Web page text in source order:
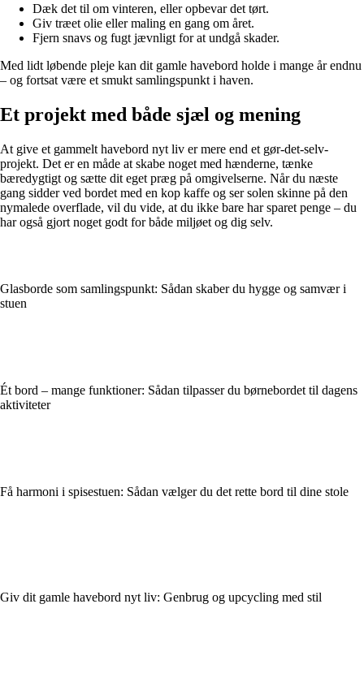
Dæk det til om vinteren, eller opbevar det tørt.
Giv træet olie eller maling en gang om året.
Fjern snavs og fugt jævnligt for at undgå skader.
Med lidt løbende pleje kan dit gamle havebord holde i mange år endnu
– og fortsat være et smukt samlingspunkt i haven.
Et projekt med både sjæl og mening
At give et gammelt havebord nyt liv er mere end et gør-det-selv-
projekt. Det er en måde at skabe noget med hænderne, tænke
bæredygtigt og sætte dit eget præg på omgivelserne. Når du næste
gang sidder ved bordet med en kop kaffe og ser solen skinne på den
nymalede overflade, vil du vide, at du ikke bare har sparet penge – du
har også gjort noget godt for både miljøet og dig selv.
Glasborde som samlingspunkt: Sådan skaber du hygge og samvær i
stuen
Ét bord – mange funktioner: Sådan tilpasser du børnebordet til dagens
aktiviteter
Få harmoni i spisestuen: Sådan vælger du det rette bord til dine stole
Giv dit gamle havebord nyt liv: Genbrug og upcycling med stil